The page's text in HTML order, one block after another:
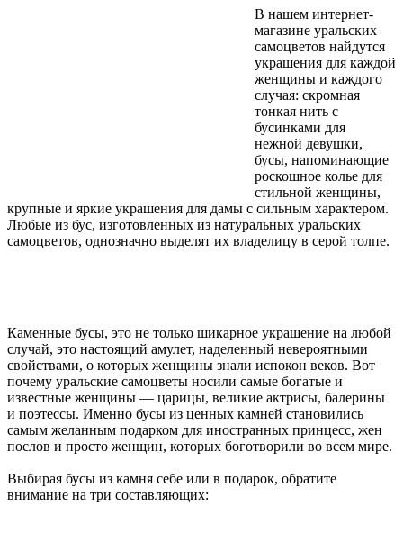
В нашем интернет-
магазине уральских
самоцветов найдутся
украшения для каждой
женщины и каждого
случая: скромная
тонкая нить с
бусинками для
нежной девушки,
бусы, напоминающие
роскошное колье для
стильной женщины,
крупные и яркие украшения для дамы с сильным характером.
Любые из бус, изготовленных из натуральных уральских
самоцветов, однозначно выделят их владелицу в серой толпе.
Каменные бусы, это не только шикарное украшение на любой
случай, это настоящий амулет, наделенный невероятными
свойствами, о которых женщины знали испокон веков. Вот
почему уральские самоцветы носили самые богатые и
известные женщины — царицы, великие актрисы, балерины
и поэтессы. Именно бусы из ценных камней становились
самым желанным подарком для иностранных принцесс, жен
послов и просто женщин, которых боготворили во всем мире.
Выбирая бусы из камня себе или в подарок, обратите
внимание на три составляющих: